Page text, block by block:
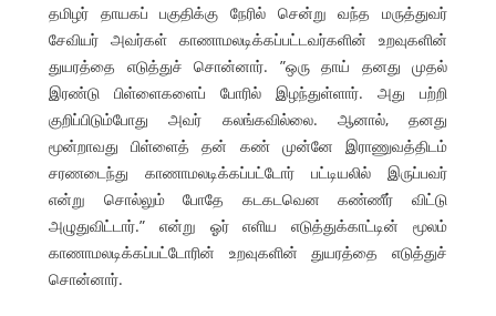
தமிழர் தாயகப் பகுதிக்கு நேரில் சென்று வந்த மருத்துவர்
சேவியர் அவர்கள் காணாமலடிக்கப்பட்டவர்களின் உறவுகளின்
துயரத்தை எடுத்துச் சொன்னார். ”ஒரு தாய் தனது முதல்
இரண்டு பிள்ளைகளைப் போரில் இழந்துள்ளார். அது பற்றி
குறிப்பிடும்போது அவர் கலங்கவில்லை. ஆனால், தனது
மூன்றாவது பிள்ளைத் தன் கண் முன்னே இராணுவத்திடம்
சரணடைந்து காணாமலடிக்கப்பட்டோர் பட்டியலில் இருப்பவர்
என்று சொல்லும் போதே கடகடவென கண்ணீர் விட்டு
அழுதுவிட்டார்.” என்று ஓர் எளிய எடுத்துக்காட்டின் மூலம்
காணாமலடிக்கப்பட்டோரின் உறவுகளின் துயரத்தை எடுத்துச்
சொன்னார்.